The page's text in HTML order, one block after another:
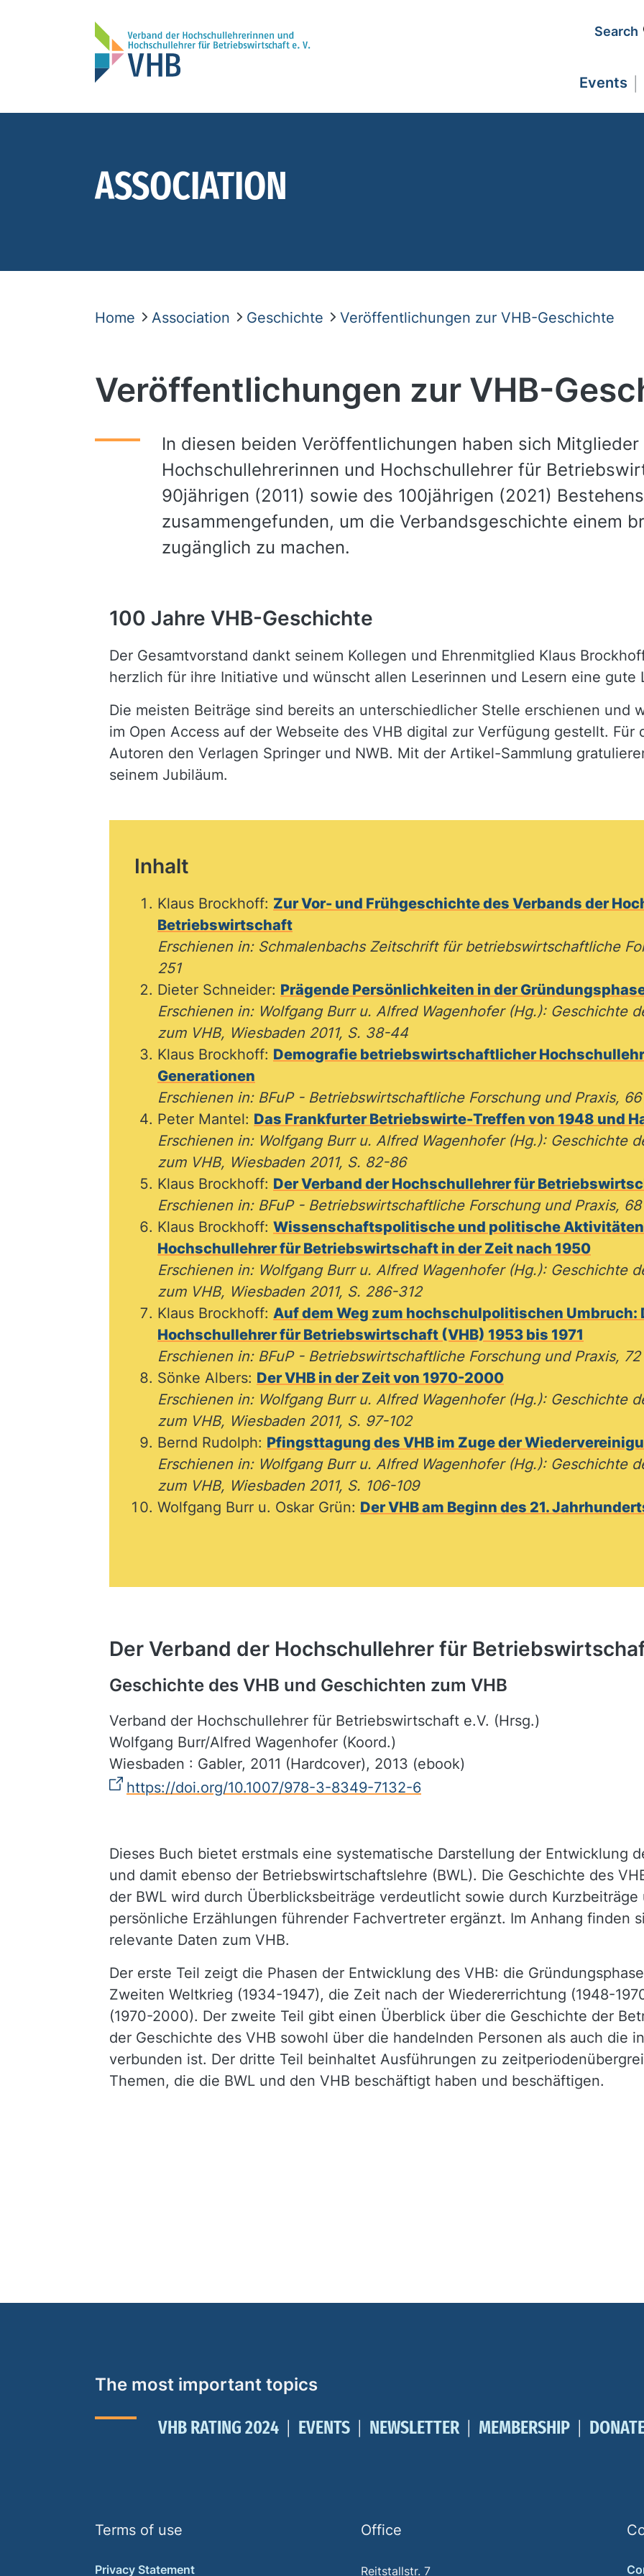
Search
Events
ASSOCIATION
Home Association Geschichte Veröffentlichungen zur VHB-Geschichte
Veröffentlichungen zur VHB-
In diesen beiden Veröffentlichungen haben sich Mitglieder
Hochschullehrerinnen und Hochschullehrer für
90jährigen (2011) sowie des 100jährigen (2021) Bestehens
zusammengefunden, um die Verbandsgeschichte einem
zugänglich zu machen.
100 Jahre VHB-Geschichte
Der Gesamtvorstand dankt seinem Kollegen und Ehrenmitglied Klaus
herzlich für ihre Initiative und wünscht allen Leserinnen und Lesern eine gute
Die meisten Beiträge sind bereits an unterschiedlicher Stelle erschienen und
im Open Access auf der Webseite des VHB digital zur Verfügung gestellt. Für
Autoren den Verlagen Springer und NWB. Mit der Artikel-Sammlung
seinem Jubiläum.
Inhalt
Klaus Brockhoff: Zur Vor- und Frühgeschichte des Verbands der
Betriebswirtschaft
Erschienen in: Schmalenbachs Zeitschrift für betriebswirtschaftliche
251
Dieter Schneider: Prägende Persönlichkeiten in der Gründungsphase
Erschienen in: Wolfgang Burr u. Alfred Wagenhofer (Hg.): Geschichte
zum VHB, Wiesbaden 2011, S. 38-44
Klaus Brockhoff: Demografie betriebswirtschaftlicher
Generationen
Erschienen in: BFuP - Betriebswirtschaftliche Forschung und Praxis, 66
Peter Mantel: Das Frankfurter Betriebswirte-Treffen von 1948 und
Erschienen in: Wolfgang Burr u. Alfred Wagenhofer (Hg.): Geschichte
zum VHB, Wiesbaden 2011, S. 82-86
Klaus Brockhoff: Der Verband der Hochschullehrer für
Erschienen in: BFuP - Betriebswirtschaftliche Forschung und Praxis, 68
Klaus Brockhoff: Wissenschaftspolitische und politische Aktivitäten
Hochschullehrer für Betriebswirtschaft in der Zeit nach 1950
Erschienen in: Wolfgang Burr u. Alfred Wagenhofer (Hg.): Geschichte
zum VHB, Wiesbaden 2011, S. 286-312
Klaus Brockhoff: Auf dem Weg zum hochschulpolitischen Umbruch:
Hochschullehrer für Betriebswirtschaft (VHB) 1953 bis 1971
Erschienen in: BFuP - Betriebswirtschaftliche Forschung und Praxis, 72
Sönke Albers: Der VHB in der Zeit von 1970-2000
Erschienen in: Wolfgang Burr u. Alfred Wagenhofer (Hg.): Geschichte
zum VHB, Wiesbaden 2011, S. 97-102
Bernd Rudolph: Pfingsttagung des VHB im Zuge der
Erschienen in: Wolfgang Burr u. Alfred Wagenhofer (Hg.): Geschichte
zum VHB, Wiesbaden 2011, S. 106-109
Wolfgang Burr u. Oskar Grün: Der VHB am Beginn des 21.
Der Verband der Hochschullehrer für
Geschichte des VHB und Geschichten zum VHB
Verband der Hochschullehrer für Betriebswirtschaft e.V. (Hrsg.)
Wolfgang Burr/Alfred Wagenhofer (Koord.)
Wiesbaden : Gabler, 2011 (Hardcover), 2013 (ebook)
https://doi.org/10.1007/978-3-8349-7132-6
Dieses Buch bietet erstmals eine systematische Darstellung der Entwicklung
und damit ebenso der Betriebswirtschaftslehre (BWL). Die Geschichte des
der BWL wird durch Überblicksbeiträge verdeutlicht sowie durch Kurzbeiträge
persönliche Erzählungen führender Fachvertreter ergänzt. Im Anhang finden
relevante Daten zum VHB.
Der erste Teil zeigt die Phasen der Entwicklung des VHB: die
Zweiten Weltkrieg (1934-1947), die Zeit nach der Wiedererrichtung (1948-
(1970-2000). Der zweite Teil gibt einen Überblick über die Geschichte der
der Geschichte des VHB sowohl über die handelnden Personen als auch die
verbunden ist. Der dritte Teil beinhaltet Ausführungen zu
Themen, die die BWL und den VHB beschäftigt haben und beschäftigen.
The most important topics
VHB RATING 2024 EVENTS NEWSLETTER MEMBERSHIP
Terms of use
Privacy Statement
Office
Reitstallstr. 7